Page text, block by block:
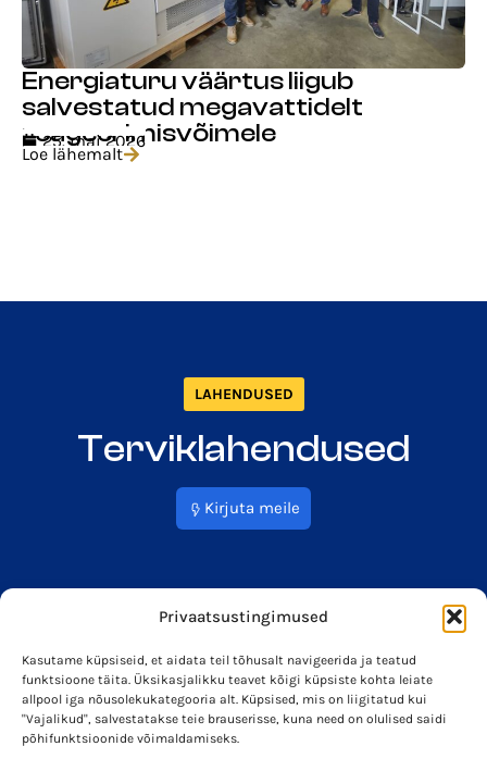
Privaatsustingimused
Kasutame küpsiseid, et aidata teil tõhusalt navigeerida ja teatud
funktsioone täita. Üksikasjalikku teavet kõigi küpsiste kohta leiate
allpool iga nõusolekukategooria alt. Küpsised, mis on liigitatud kui
"Vajalikud", salvestatakse teie brauserisse, kuna need on olulised saidi
põhifunktsioonide võimaldamiseks.
Energiaturu väärtus liigub
salvestatud megavattidelt
reageerimisvõimele
25. mai 2026
Loe lähemalt
LAHENDUSED
Terviklahendused
Kirjuta meile
info@soleron.ee Soleron Energy OÜ